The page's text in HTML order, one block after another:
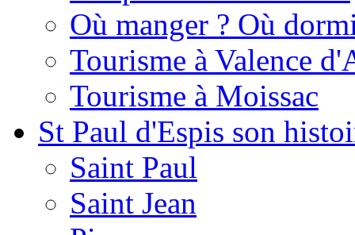
Où manger ? Où
Tourisme à Valence
Tourisme à Moissac
St Paul d'Espis son
Saint Paul
Saint Jean